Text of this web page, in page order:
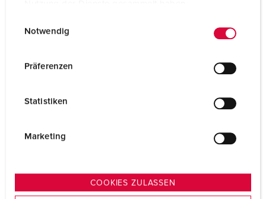
s
Notwendig
Präferenzen
Statistiken
Marketing
COOKIES ZULASSEN